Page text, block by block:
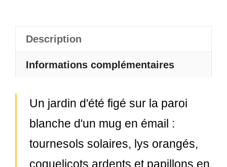
Description
Informations complémentaires
Un jardin d'été figé sur la paroi
blanche d'un mug en émail :
tournesols solaires, lys orangés,
coquelicots ardents et papillons en